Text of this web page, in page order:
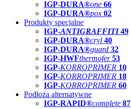
IGP-DURA®one 66
IGP-DURA®pox 02
Produkty specjalne
IGP-ANTIGRAFFITI49
IGP-DURA®cryl 40
IGP-DURA®guard 32
IGP-HWFthermofer 53
IGP-KORROPRIMER 10
IGP-KORROPRIMER 18
IGP-KORROPRIMER 60
Podłoża alternatywne
IGP-RAPID®complete 87